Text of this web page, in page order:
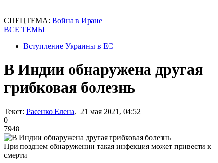
СПЕЦТЕМА: Война в Иране
ВСЕ ТЕМЫ
Вступление Украины в ЕС
В Индии обнаружена другая
грибковая болезнь
Текст: Расенко Елена, 21 мая 2021, 04:52
0
7948
При позднем обнаружении такая инфекция может привести к
смерти